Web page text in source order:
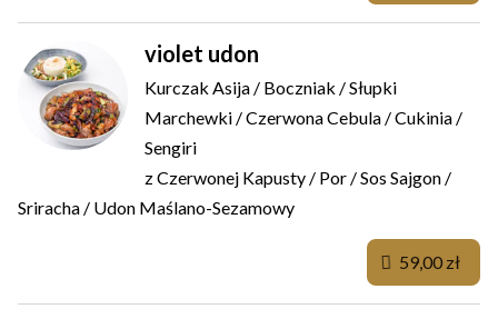
violet udon
Kurczak Asija / Boczniak / Słupki
Marchewki / Czerwona Cebula / Cukinia /
Sengiri
z Czerwonej Kapusty / Por / Sos Sajgon /
Sriracha / Udon Maślano-Sezamowy